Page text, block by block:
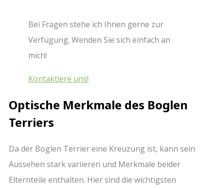
Bei Fragen stehe ich Ihnen gerne zur
Verfügung. Wenden Sie sich einfach an
mich!
Kontaktiere uns!
Optische Merkmale des Boglen
Terriers
Da der Boglen Terrier eine Kreuzung ist, kann sein
Aussehen stark variieren und Merkmale beider
Elternteile enthalten. Hier sind die wichtigsten